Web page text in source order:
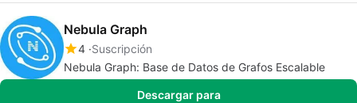
Nebula Graph
4 Suscripción
Nebula Graph: Base de Datos de Grafos Escalable
Descargar para